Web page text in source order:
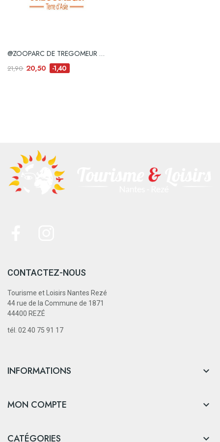
@ZOOPARC DE TREGOMEUR e-billet
21,90 20,50 -1,40
CONTACTEZ-NOUS
Tourisme et Loisirs Nantes Rezé
44 rue de la Commune de 1871
44400 REZÉ
tél. 02 40 75 91 17
INFORMATIONS 
MON COMPTE 
CATÉGORIES 